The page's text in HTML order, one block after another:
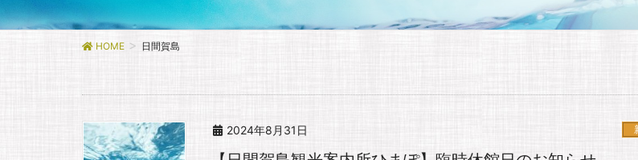
HOME 日間賀島
2024年8月31日